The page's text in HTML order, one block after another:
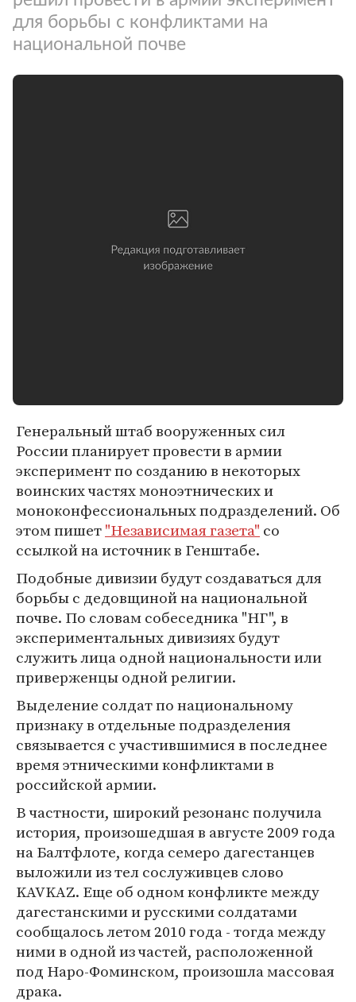
для борьбы с конфликтами на
национальной почве
Генеральный штаб вооруженных сил
России планирует провести в армии
эксперимент по созданию в некоторых
воинских частях моноэтнических и
моноконфессиональных подразделений. Об
этом пишет"Независимая газета" со
ссылкой на источник в Генштабе.
Подобные дивизии будут создаваться для
борьбы с дедовщиной на национальной
почве. По словам собеседника "НГ", в
экспериментальных дивизиях будут
служить лица одной национальности или
приверженцы одной религии.
Выделение солдат по национальному
признаку в отдельные подразделения
связывается с участившимися в последнее
время этническими конфликтами в
российской армии.
В частности, широкий резонанс получила
история, произошедшая в августе 2009 года
на Балтфлоте, когда семеро дагестанцев
выложили из тел сослуживцев слово
KAVKAZ. Еще об одном конфликте между
дагестанскими и русскими солдатами
сообщалось летом 2010 года - тогда между
ними в одной из частей, расположенной
под Наро-Фоминском, произошла массовая
драка.